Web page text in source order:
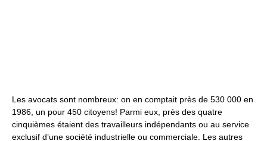
Les avocats sont nombreux: on en comptait près de 530 000 en
1986, un pour 450 citoyens! Parmi eux, près des quatre
cinquièmes étaient des travailleurs indépendants ou au service
exclusif d’une société industrielle ou commerciale. Les autres